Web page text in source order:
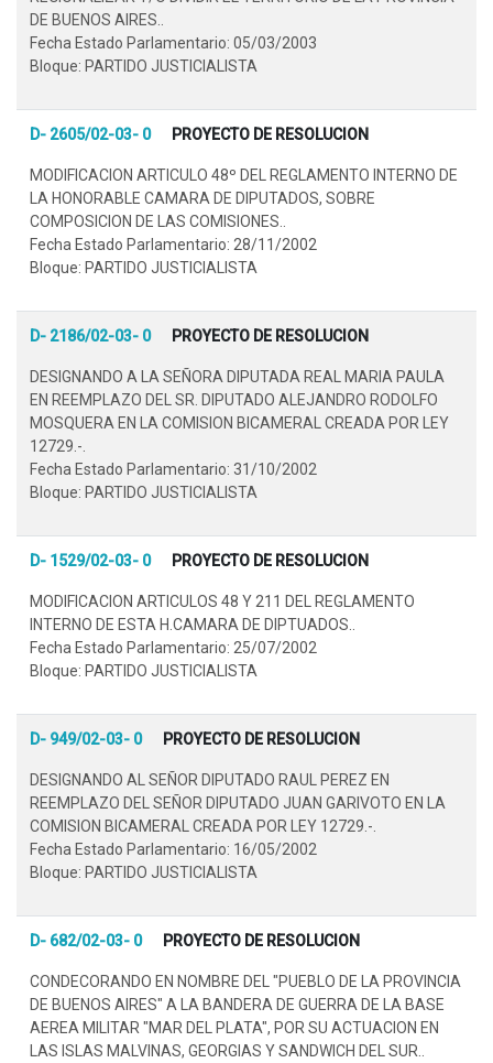
DE BUENOS AIRES..
Fecha Estado Parlamentario: 05/03/2003
Bloque: PARTIDO JUSTICIALISTA
D- 2605/02-03- 0 PROYECTO DE RESOLUCION
MODIFICACION ARTICULO 48º DEL REGLAMENTO INTERNO DE
LA HONORABLE CAMARA DE DIPUTADOS, SOBRE
COMPOSICION DE LAS COMISIONES..
Fecha Estado Parlamentario: 28/11/2002
Bloque: PARTIDO JUSTICIALISTA
D- 2186/02-03- 0 PROYECTO DE RESOLUCION
DESIGNANDO A LA SEÑORA DIPUTADA REAL MARIA PAULA
EN REEMPLAZO DEL SR. DIPUTADO ALEJANDRO RODOLFO
MOSQUERA EN LA COMISION BICAMERAL CREADA POR LEY
12729.-.
Fecha Estado Parlamentario: 31/10/2002
Bloque: PARTIDO JUSTICIALISTA
D- 1529/02-03- 0 PROYECTO DE RESOLUCION
MODIFICACION ARTICULOS 48 Y 211 DEL REGLAMENTO
INTERNO DE ESTA H.CAMARA DE DIPTUADOS..
Fecha Estado Parlamentario: 25/07/2002
Bloque: PARTIDO JUSTICIALISTA
D- 949/02-03- 0 PROYECTO DE RESOLUCION
DESIGNANDO AL SEÑOR DIPUTADO RAUL PEREZ EN
REEMPLAZO DEL SEÑOR DIPUTADO JUAN GARIVOTO EN LA
COMISION BICAMERAL CREADA POR LEY 12729.-.
Fecha Estado Parlamentario: 16/05/2002
Bloque: PARTIDO JUSTICIALISTA
D- 682/02-03- 0 PROYECTO DE RESOLUCION
CONDECORANDO EN NOMBRE DEL "PUEBLO DE LA PROVINCIA
DE BUENOS AIRES" A LA BANDERA DE GUERRA DE LA BASE
AEREA MILITAR "MAR DEL PLATA", POR SU ACTUACION EN
LAS ISLAS MALVINAS, GEORGIAS Y SANDWICH DEL SUR..